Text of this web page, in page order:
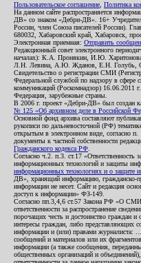
Пользовательское соглашение Политика
На данном сайте распространяется
ДВ» со знаком «Дебри-ДВ». 16+
России, член Союза писателей России).
680032, Хабаровский край, Хабаровск,
Электронная приемная: Отправить
Редакционный совет электронного
началах): К.А. Пронякин, И.Ю.
Л.Н. Левина, А.Ю. Жданов, Е.Н. Голубь,
Свидетельство о регистрации СМИ
Федеральной службой по надзору в сфере
коммуникаций (Роскомнадзор) 16.06.2011
Федерация, зарубежные страны.
В 2006 г. проект «Дебри-ДВ» был создан
№ 125 «Об архивном деле в Российской
Основной фонд архива составляют
рукописи по дальневосточной (РФ)
открытым в электронном виде, согласно
документы к частной собственности
Гражданского кодекса РФ
Согласно ч.2. п.3. ст.17 «Ответственность
информационных технологий и защиты
информационных технологиях и о защите
ДВ», хранящий информацию, гражданско-
информации не несет. Сайт и редакция
доступ к информации» ФЗ-149.
Согласно пп.3,4,6 ст.57 Закона РФ «О
ответственности за распространение
порочащих честь и достоинство граждан
интересы граждан, либо представляющих
информации и (или) правами журналиста:
сообщений и материалов или их
информации (а также сообщения,
общественных организаций и